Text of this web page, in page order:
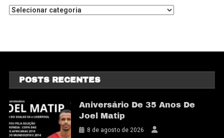
POSTS RECENTES
Aniversário De 35 Anos De
Joel Matip
8 de agosto de 2026